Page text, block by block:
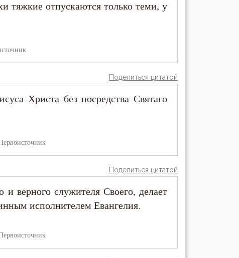
тяжкие отпускаются только теми, у
Поделиться цитатой
Христа без посредства Святаго
Поделиться цитатой
верного служителя Своего, делает
исполнителем Евангелия.